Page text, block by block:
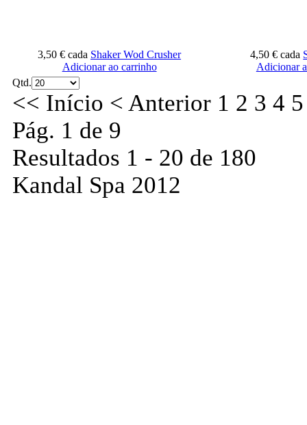
3,50 € cada Shaker Wod Crusher
Adicionar ao carrinho
4,50 € cada
Adicionar
Qtd.
<< Início < Anterior 1 2 3 4 5
Pág. 1 de 9
Resultados 1 - 20 de 180
Kandal Spa 2012